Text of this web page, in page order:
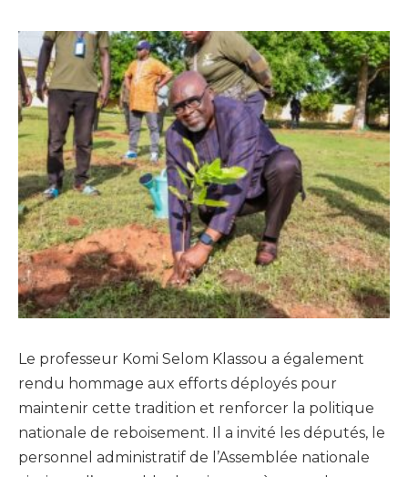
Le professeur Komi Selom Klassou a également
rendu hommage aux efforts déployés pour
maintenir cette tradition et renforcer la politique
nationale de reboisement. Il a invité les députés, le
personnel administratif de l’Assemblée nationale